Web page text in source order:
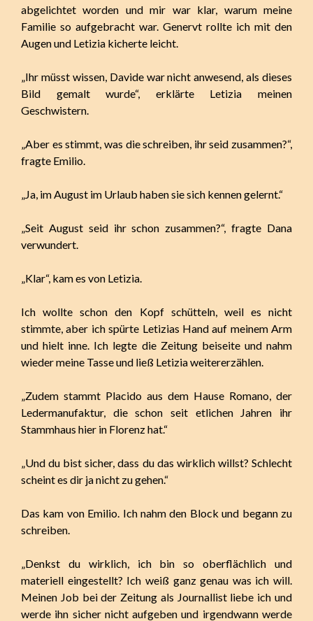
abgelichtet worden und mir war klar, warum meine
Familie so aufgebracht war. Genervt rollte ich mit den
Augen und Letizia kicherte leicht.
„Ihr müsst wissen, Davide war nicht anwesend, als dieses
Bild gemalt wurde“, erklärte Letizia meinen
Geschwistern.
„Aber es stimmt, was die schreiben, ihr seid zusammen?“,
fragte Emilio.
„Ja, im August im Urlaub haben sie sich kennen gelernt.“
„Seit August seid ihr schon zusammen?“, fragte Dana
verwundert.
„Klar“, kam es von Letizia.
Ich wollte schon den Kopf schütteln, weil es nicht
stimmte, aber ich spürte Letizias Hand auf meinem Arm
und hielt inne. Ich legte die Zeitung beiseite und nahm
wieder meine Tasse und ließ Letizia weitererzählen.
„Zudem stammt Placido aus dem Hause Romano, der
Ledermanufaktur, die schon seit etlichen Jahren ihr
Stammhaus hier in Florenz hat.“
„Und du bist sicher, dass du das wirklich willst? Schlecht
scheint es dir ja nicht zu gehen.“
Das kam von Emilio. Ich nahm den Block und begann zu
schreiben.
„Denkst du wirklich, ich bin so oberflächlich und
materiell eingestellt? Ich weiß ganz genau was ich will.
Meinen Job bei der Zeitung als Journallist liebe ich und
werde ihn sicher nicht aufgeben und irgendwann werde